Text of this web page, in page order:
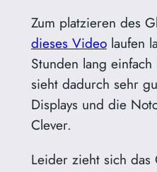
Zum platzieren des
dieses Videolaufen
Stunden lang
sieht dadurch sehr
Displays und die
Clever.
Leider zieht sich das